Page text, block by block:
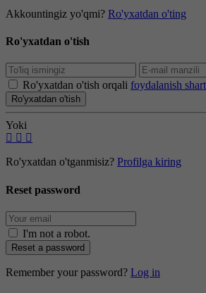
Akkountingiz yo'qmi? Ro'yxatdan o'ting
Ro'yxatdan o'tish
Ro'yxatdan o'tish orqali foydalanish
Ro'yxatdan o'tish
Yoki
Ro'yxatdan o'tganmisiz? Profilga kiring
Reset password
I'm not a robot.
Reset a password
Remember your password? Log in